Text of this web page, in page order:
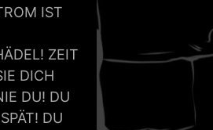
IST
ZEIT
DICH
DU! DU
DU